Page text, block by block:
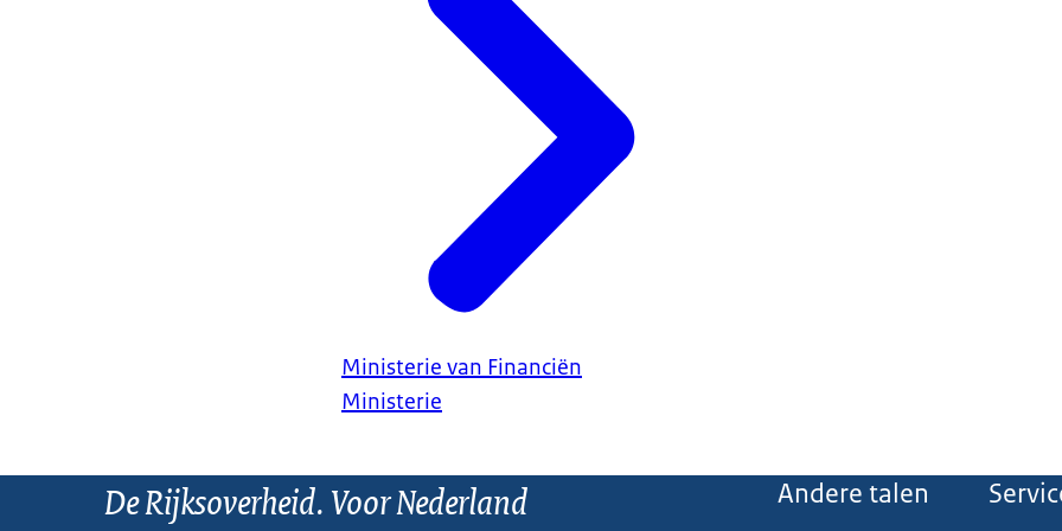
Ministerie van Financiën
Ministerie
De Rijksoverheid. Voor Nederland Andere talen